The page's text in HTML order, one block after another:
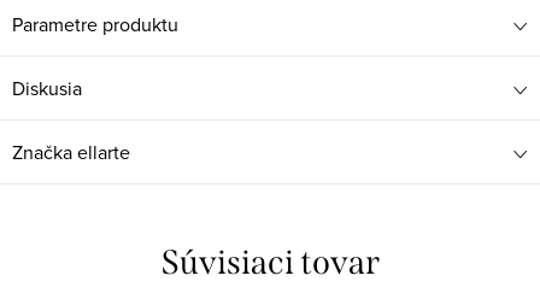
Parametre produktu
Diskusia
Značkaellarte
Súvisiaci tovar